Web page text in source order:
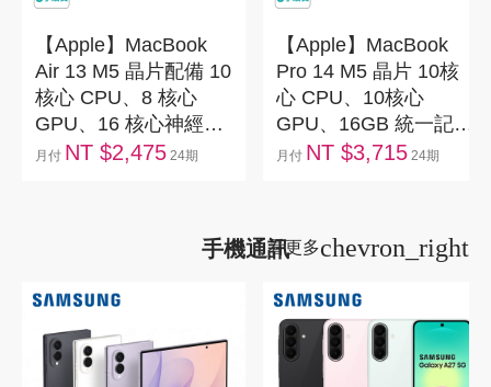
【Apple】MacBook
Air 13 M5 晶片配備 10
核心 CPU、8 核心
GPU、16 核心神經網
路引擎 16GB 記憶體
月付 NT $2,475 24期
【Apple】MacBook
Pro 14 M5 晶片 10核
心 CPU、10核心
GPU、16GB 統一記憶
體、1TB SSD
月付 NT $3,715 24期
手機通訊看更多chevron_right